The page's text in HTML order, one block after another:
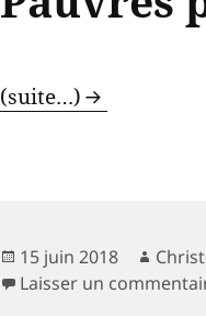
(suite…)
Publié
le
15 juin 2018
Laisser un